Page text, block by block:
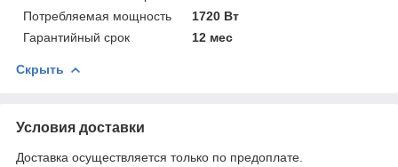
Потребляемая мощность
1720 Вт
Гарантийный срок
12 мес
Скрыть
Условия доставки
Доставка осуществляется только по предоплате.